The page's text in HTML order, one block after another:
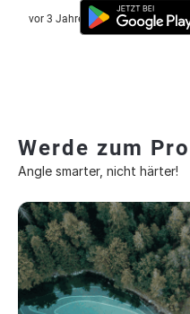
vor 3 Jahre
Werde zum
Angle smarter, nicht härter!